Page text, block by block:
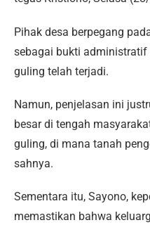
Pihak desa berpegang
sebagai bukti
guling telah terjadi.
Namun, penjelasan ini
besar di tengah
guling, di mana tanah
sahnya.
Sementara itu, Sayono,
memastikan bahwa